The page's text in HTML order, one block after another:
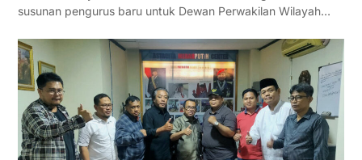
susunan pengurus baru untuk Dewan Perwakilan Wilayah…